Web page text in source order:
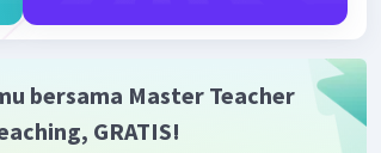
bersama Master Teacher
GRATIS!